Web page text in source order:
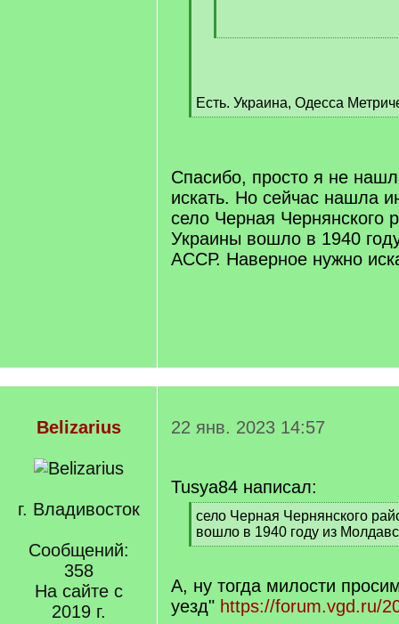
[
Есть. Украина, Одесса
[
Спасибо, просто я не
искать. Но сейчас нашла
село Черная Чернянского
Украины вошло в 1940
АССР. Наверное нужно
Belizarius
г. Владивосток
Сообщений:
358
На сайте с
2019 г.
22 янв. 2023 14:57
Tusya84 написал:
[
q
]
село Черная Чернянского
вошло в 1940 году из
[
q
]
А, ну тогда милости
уезд" https://forum.vgd.ru/